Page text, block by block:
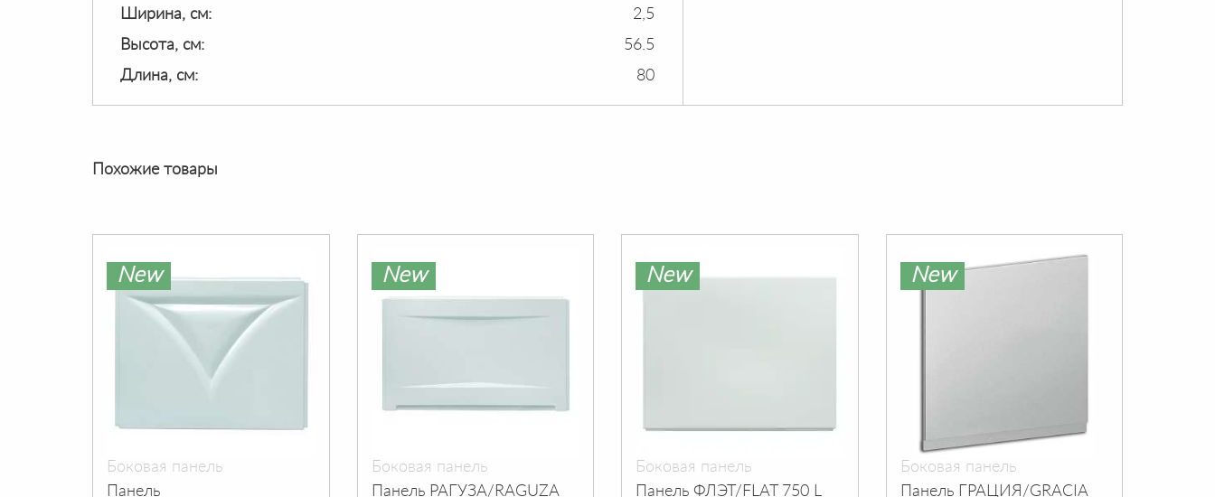
Ширина, см:
2,5
Высота, см:
56.5
Длина, см:
80
Похожие товары
New
Боковая панель
Панель
New
Боковая панель
Панель РАГУЗА/RAGUZA
New
Боковая панель
Панель ФЛЭТ/FLAT 750 L
New
Боковая панель
Панель ГРАЦИЯ/GRACIA